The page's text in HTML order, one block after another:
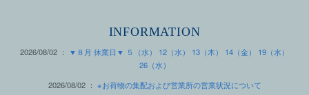
INFORMATION
2026/08/02 ：
▼８月 休業日▼ ５（水） 12（水） 13（木） 14（金） 19（水）
26（水）
2026/08/02 ： ※お荷物の集配および営業所の営業状況について